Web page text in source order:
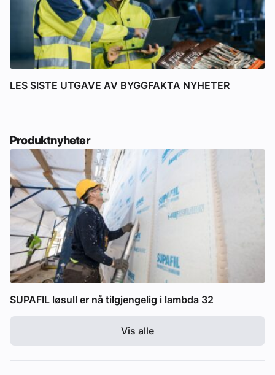
LES SISTE UTGAVE AV BYGGFAKTA NYHETER
Produktnyheter
SUPAFIL løsull er nå tilgjengelig i lambda 32
Vis alle